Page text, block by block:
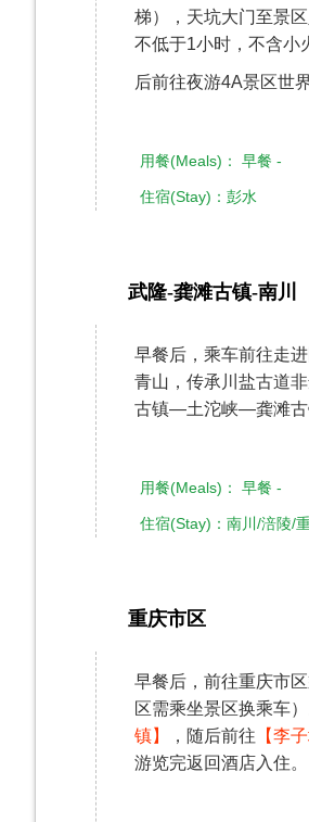
梯），天坑大门至景
不低于1小时，不含小
后前往夜游4A景区世
用餐(Meals)： 早
住宿(Stay)：彭水
武隆-龚滩古镇-南川
早餐后，乘车前往走
青山，传承川盐古道
古镇—土沱峡—龚滩古
用餐(Meals)： 早
住宿(Stay)：南川/涪陵/
重庆市区
早餐后，前往重庆市
区需乘坐景区换乘车
镇】
，随后前往 【李
游览完返回酒店入住。